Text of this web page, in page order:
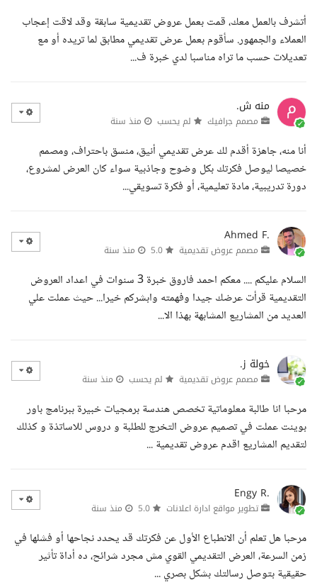
أتشرف بالعمل معك، قمت بعمل عروض تقديمية سابقة وقد لاقت إعجاب
العملاء والجمهور. سأقوم بعمل عرض تقديمي مطابق لما تريده أو مع
تعديلات حسب ما تراه مناسبا لدي خبرة ف...
منه ش.
مصمم جرافيك لم يحسب منذ سنة
أنا منه، جاهزة أقدم لك عرض تقديمي أنيق، منسق باحتراف، ومصمم
خصيصا ليوصل فكرتك بكل وضوح وجاذبية سواء كان العرض لمشروع،
دورة تدريبية، مادة تعليمية، أو فكرة تسويقي...
Ahmed F.
مصمم عروض تقديمية منذ سنة
السلام عليكم .... معكم احمد فاروق خبرة 3 سنوات في اعداد العروض
التقديمية قرأت عرضك جيدا وفهمته وابشركم خيرا... حيث عملت علي
العديد من المشاريع المشابهة بهذا الا...
خولة ز.
مصمم عروض تقديمية لم يحسب منذ سنة
مرحبا انا طالبة معلوماتية تخصص هندسة برمجيات خبيرة ببرنامج باور
بوينت عملت في تصميم عروض التخرج للطلبة و دروس للاساتذة و كذلك
لتقديم المشاريع اقدم عروض تقديمية ...
Engy R.
تطوير مواقع ادارة اعلانات منذ سنة
مرحبا هل تعلم أن الانطباع الأول عن فكرتك قد يحدد نجاحها أو فشلها في
زمن السرعة، العرض التقديمي القوي مش مجرد شرائح، ده أداة تأثير
حقيقية بتوصل رسالتك بشكل بصري ...